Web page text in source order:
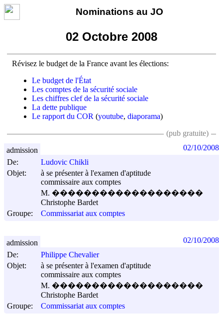
Nominations au JO
02 Octobre 2008
Révisez le budget de la France avant les élections:
Le budget de l'État
Les comptes de la sécurité sociale
Les chiffres clef de la sécurité sociale
La dette publique
Le rapport du COR (youtube, diaporama)
(pub gratuite)
De:
Ludovic Chikli
Objet:
à se présenter à l'examen d'aptitude
commissaire aux comptes
M. �������������������
Christophe Bardet
Groupe:
Commissariat aux comptes
admission 02/10/2008
De:
Philippe Chevalier
Objet:
à se présenter à l'examen d'aptitude
commissaire aux comptes
M. �������������������
Christophe Bardet
Groupe:
Commissariat aux comptes
admission 02/10/2008